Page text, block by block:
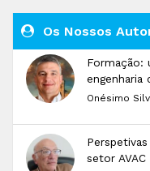
Os Nossos
Formação:
engenharia
Onésimo
setor